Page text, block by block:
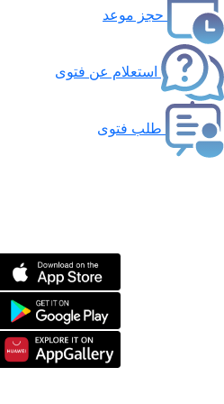
حجز موعد
استعلام عن فتوى
طلب فتوى